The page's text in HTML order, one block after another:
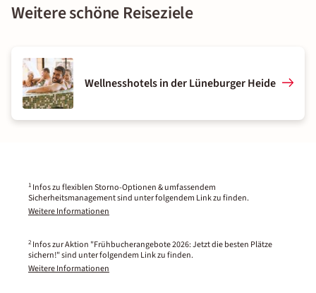
Weitere schöne Reiseziele
Wellnesshotels in der Lüneburger Heide
1 Infos zu flexiblen Storno-Optionen & umfassendem
Sicherheitsmanagement sind unter folgendem Link zu finden.
Weitere Informationen
2 Infos zur Aktion "Frühbucherangebote 2026: Jetzt die besten Plätze
sichern!" sind unter folgendem Link zu finden.
Weitere Informationen